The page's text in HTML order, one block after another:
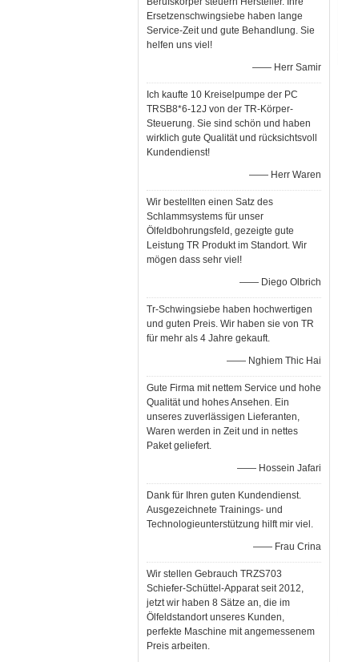
Ersetzenschwingsiebe haben lange
Service-Zeit und gute Behandlung. Sie
helfen uns viel!
—— Herr Samir
Ich kaufte 10 Kreiselpumpe der PC
TRSB8*6-12J von der TR-Körper-
Steuerung. Sie sind schön und haben
wirklich gute Qualität und rücksichtsvoll
Kundendienst!
—— Herr Waren
Wir bestellten einen Satz des
Schlammsystems für unser
Ölfeldbohrungsfeld, gezeigte gute
Leistung TR Produkt im Standort. Wir
mögen dass sehr viel!
—— Diego Olbrich
Tr-Schwingsiebe haben hochwertigen
und guten Preis. Wir haben sie von TR
für mehr als 4 Jahre gekauft.
—— Nghiem Thic Hai
Gute Firma mit nettem Service und hohe
Qualität und hohes Ansehen. Ein
unseres zuverlässigen Lieferanten,
Waren werden in Zeit und in nettes
Paket geliefert.
—— Hossein Jafari
Dank für Ihren guten Kundendienst.
Ausgezeichnete Trainings- und
Technologieunterstützung hilft mir viel.
—— Frau Crina
Wir stellen Gebrauch TRZS703
Schiefer-Schüttel-Apparat seit 2012,
jetzt wir haben 8 Sätze an, die im
Ölfeldstandort unseres Kunden,
perfekte Maschine mit angemessenem
Preis arbeiten.